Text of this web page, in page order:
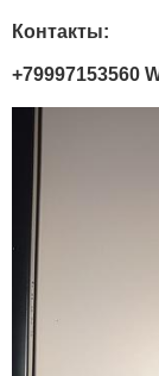
Контакты:
+79997153560